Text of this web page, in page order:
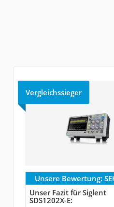
Vergleichssieger
Unsere Bewertung:
Unser Fazit für Siglent
SDS1202X-E: